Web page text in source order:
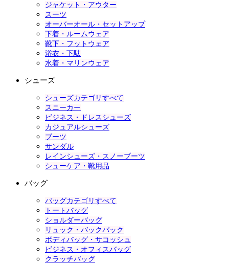
ジャケット・アウター
スーツ
オーバーオール・セットアップ
下着・ルームウェア
靴下・フットウェア
浴衣・下駄
水着・マリンウェア
シューズ
シューズカテゴリすべて
スニーカー
ビジネス・ドレスシューズ
カジュアルシューズ
ブーツ
サンダル
レインシューズ・スノーブーツ
シューケア・靴用品
バッグ
バッグカテゴリすべて
トートバッグ
ショルダーバッグ
リュック・バックパック
ボディバッグ・サコッシュ
ビジネス・オフィスバッグ
クラッチバッグ